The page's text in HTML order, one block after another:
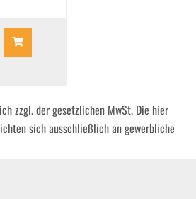
zzgl. der gesetzlichen MwSt. Die hier
sich ausschließlich an gewerbliche